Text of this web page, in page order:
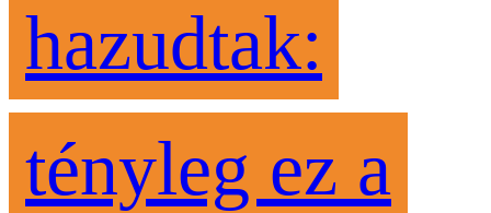
hazudtak:
tényleg ez a